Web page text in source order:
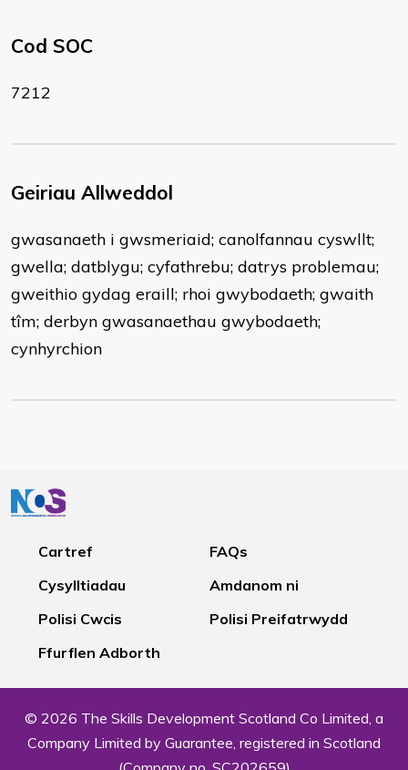
Cod SOC
7212
Geiriau Allweddol
gwasanaeth i gwsmeriaid; canolfannau cyswllt;
gwella; datblygu; cyfathrebu; datrys problemau;
gweithio gydag eraill; rhoi gwybodaeth; gwaith
tîm; derbyn gwasanaethau gwybodaeth;
cynhyrchion
Cartref
FAQs
Cysylltiadau
Amdanom ni
Polisi Cwcis
Polisi Preifatrwydd
Ffurflen Adborth
© 2026 The Skills Development Scotland Co Limited, a
Company Limited by Guarantee, registered in Scotland